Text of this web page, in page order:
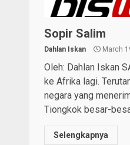
Sopir Salim
Dahlan Iskan March
Oleh: Dahlan Iskan
ke Afrika lagi.
negara yang
Tiongkok besar-
Selengkapnya